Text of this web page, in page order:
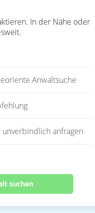
In der Nähe oder
Anwaltsuche
anfragen
suchen